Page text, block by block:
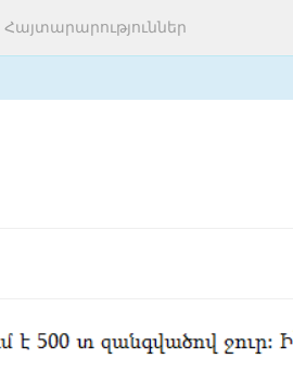
Հայտարարություններ